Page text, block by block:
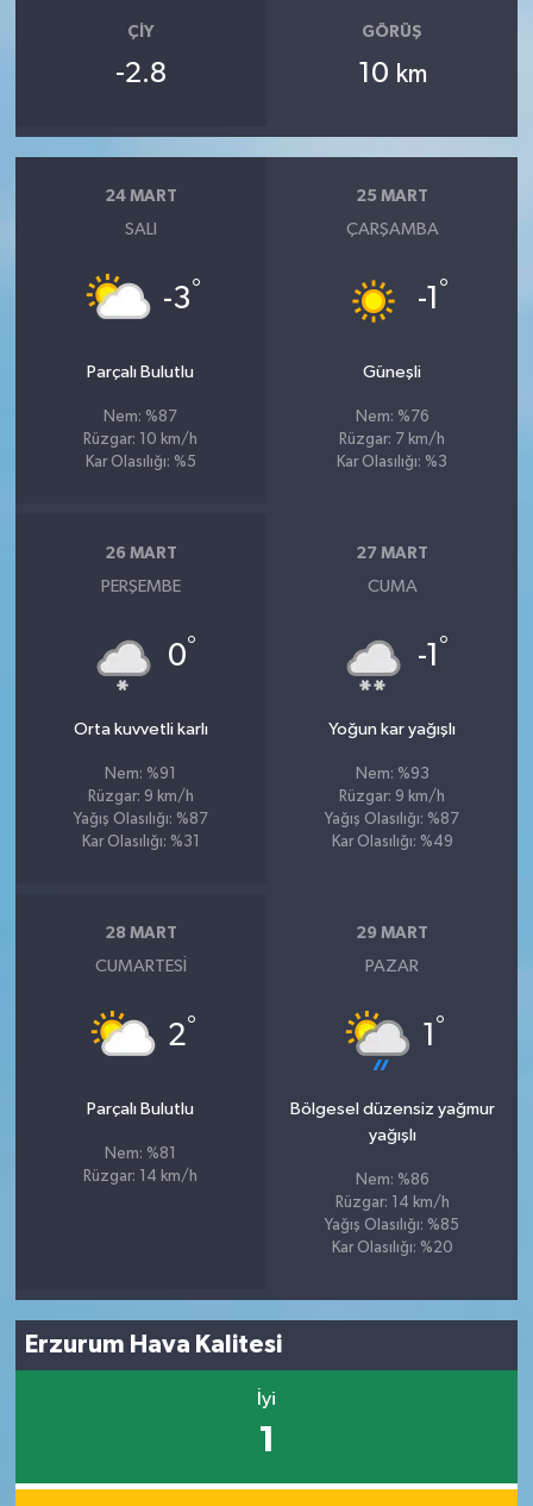
ÇIY
-2.8
GÖRÜŞ
10 km
24 MART
SALI
-3°
Parçalı Bulutlu
Nem: %87
Rüzgar: 10 km/h
Kar Olasılığı: %5
25 MART
ÇARŞAMBA
-1 °
Güneşli
Nem: %76
Rüzgar: 7 km/h
Kar Olasılığı: %3
26 MART
PERŞEMBE
0°
Orta kuvvetli karlı
Nem: %91
Rüzgar: 9 km/h
Yağış Olasılığı: %87
Kar Olasılığı: %31
27 MART
CUMA
-1 °
Yoğun kar yağışlı
Nem: %93
Rüzgar: 9 km/h
Yağış Olasılığı: %87
Kar Olasılığı: %49
28 MART
CUMARTESI
2°
Parçalı Bulutlu
Nem: %81
Rüzgar: 14 km/h
29 MART
PAZAR
1 °
Bölgesel düzensiz yağmur
yağışlı
Nem: %86
Rüzgar: 14 km/h
Yağış Olasılığı: %85
Kar Olasılığı: %20
Erzurum Hava Kalitesi
İyi
1